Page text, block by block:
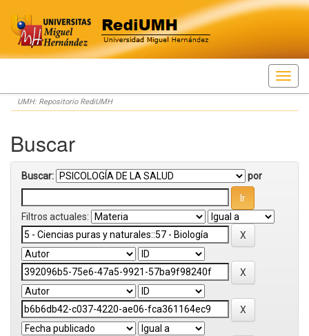
Skip
navigation
UMH: Repositorio RediUMH
Buscar
Buscar: por
Filtros actuales: